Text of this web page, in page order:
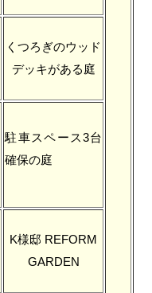
くつろぎのウッド
デッキがある庭
駐車スペース3台
確保の庭
K様邸 REFORM
GARDEN